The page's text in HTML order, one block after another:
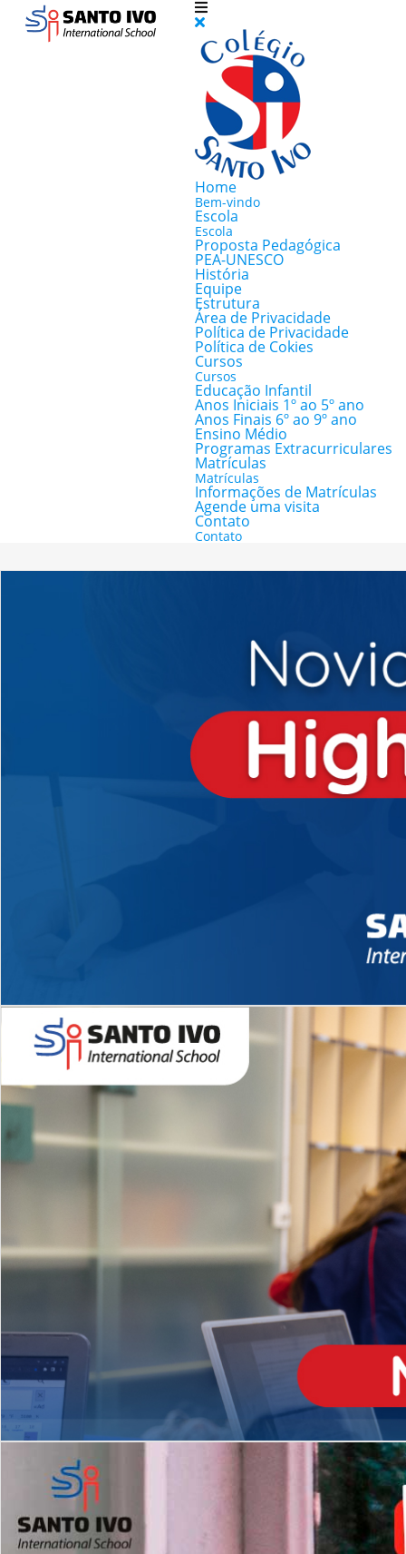
Home
Bem-vindo
Escola
Escola
Proposta Pedagógica
PEA-UNESCO
História
Equipe
Estrutura
Área de Privacidade
Política de Privacidade
Política de Cokies
Cursos
Cursos
Educação Infantil
Anos Iniciais 1º ao 5º ano
Anos Finais 6º ao 9º ano
Ensino Médio
Programas Extracurriculares
Matrículas
Matrículas
Informações de Matrículas
Agende uma visita
Contato
Contato
Novidades 2026 High School
Matrículas Abertas 2026
EDUCAÇÃO INFANTIL
Inglês todos os dias
MÉDIO
igh School
Dupla Diplomação
2º AO 5º ANO FUNDAMENTAL